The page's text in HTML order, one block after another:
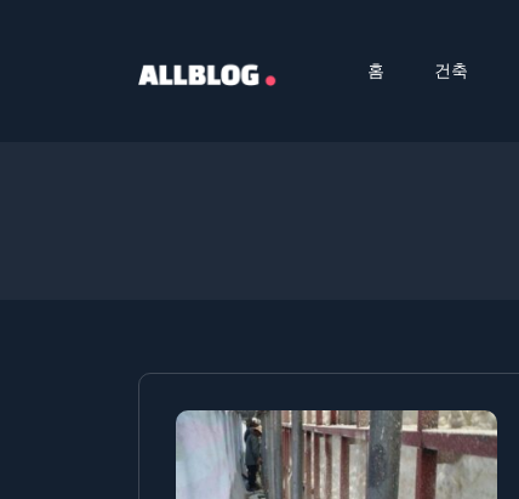
홈 건축